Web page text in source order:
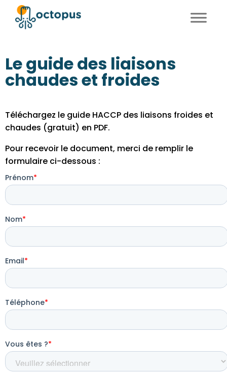
Le guide des liaisons
chaudes et froides
Téléchargez le guide HACCP des liaisons froides et
chaudes (gratuit) en PDF.
Pour recevoir le document, merci de remplir le
formulaire ci-dessous :